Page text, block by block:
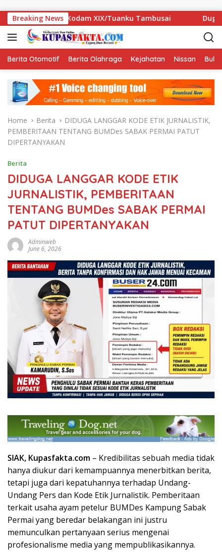
Breaking News
1 Kodam XIX/Tuanku Tambusai Dugaan Data
Berita Otomotif Berita Olahraga Kejahatan Nissan
Home Berita
DIDUGA LANGGAR KODE ETIK JURNALISTIK,
PEMBERITAAN TENTANG BUMDes SABAK PERMAI PATUT
DIPERTANYAKAN
Berita
DIDUGA LANGGAR KODE ETIK
JURNALISTIK, PEMBERITAAN
TENTANG BUMDes SABAK PERMAI
PATUT DIPERTANYAKAN
Adminweb
June 6, 2026
SIAK, Kupasfakta.com – Kredibilitas sebuah media tidak
hanya diukur dari kemampuannya menerbitkan berita,
tetapi juga dari kepatuhannya terhadap Undang-
Undang Pers dan Kode Etik Jurnalistik. Pemberitaan
terkait usaha ayam petelur BUMDes Kampung Sabak
Permai yang beredar belakangan ini justru
memunculkan pertanyaan serius mengenai
profesionalisme media yang mempublikasikannya.